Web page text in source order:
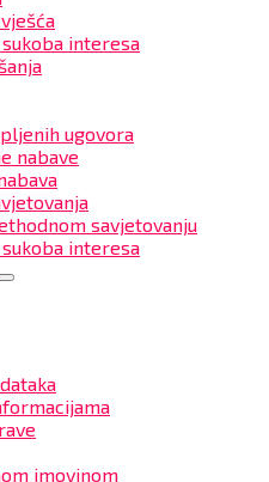
interesa
ugovora
nabave
savjetovanju
interesa
imovinom